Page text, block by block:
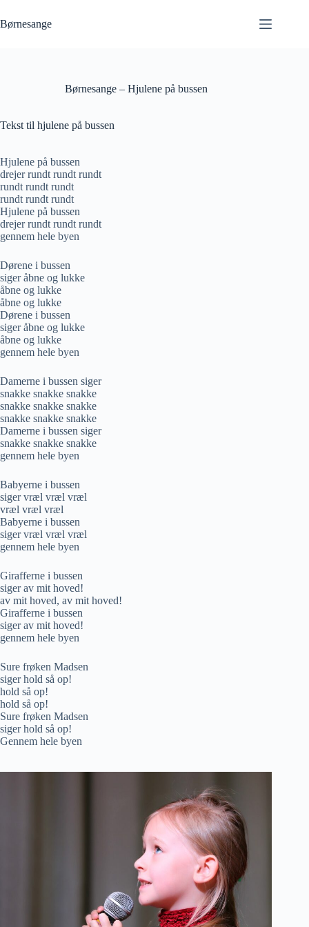
til
indhold
Børnesange
Børnesange – Hjulene på bussen
Tekst til hjulene på bussen
Hjulene på bussen
drejer rundt rundt rundt
rundt rundt rundt
rundt rundt rundt
Hjulene på bussen
drejer rundt rundt rundt
gennem hele byen
Dørene i bussen
siger åbne og lukke
åbne og lukke
åbne og lukke
Dørene i bussen
siger åbne og lukke
åbne og lukke
gennem hele byen
Damerne i bussen siger
snakke snakke snakke
snakke snakke snakke
snakke snakke snakke
Damerne i bussen siger
snakke snakke snakke
gennem hele byen
Babyerne i bussen
siger vræl vræl vræl
vræl vræl vræl
Babyerne i bussen
siger vræl vræl vræl
gennem hele byen
Girafferne i bussen
siger av mit hoved!
av mit hoved, av mit hoved!
Girafferne i bussen
siger av mit hoved!
gennem hele byen
Sure frøken Madsen
siger hold så op!
hold så op!
hold så op!
Sure frøken Madsen
siger hold så op!
Gennem hele byen